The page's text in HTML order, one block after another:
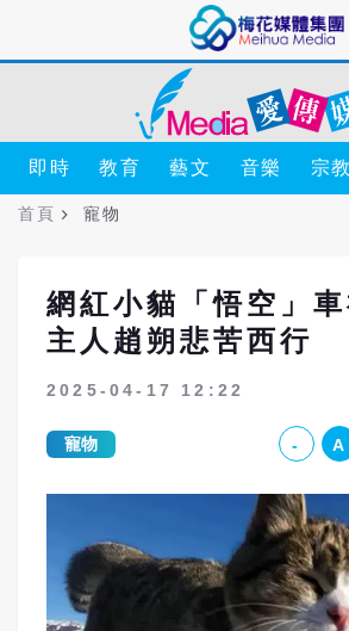
即時 教育 藝文 音樂 宗教
首頁 寵物
網紅小貓「悟空」
主人趙朔悲苦西行
2025-04-17 12:22
寵物 - A